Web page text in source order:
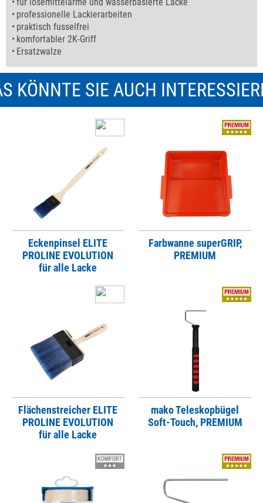
professionelle Lackierarbeiten
praktisch fusselfrei
komfortabler 2K-Griff
Ersatzwalze
KÖNNTE SIE AUCH
Eckenpinsel ELITE
PROLINE EVOLUTION
für alle Lacke
Farbwanne superGRIP,
PREMIUM
Flächenstreicher ELITE
PROLINE EVOLUTION
für alle Lacke
mako Teleskopbügel
Soft-Touch, PREMIUM